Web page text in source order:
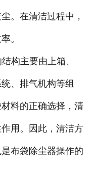
。在清洁过程中，
。
构主要由上箱、
、排气机构等组
料的正确选择，清
用。因此，清洁方
布袋除尘器操作的